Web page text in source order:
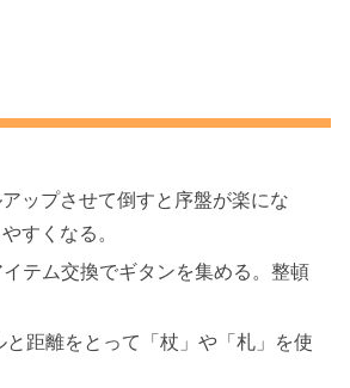
ップさせて倒すと序盤が楽にな
すくなる。
テム交換でギタンを集める。整頓
距離をとって「杖」や「札」を使